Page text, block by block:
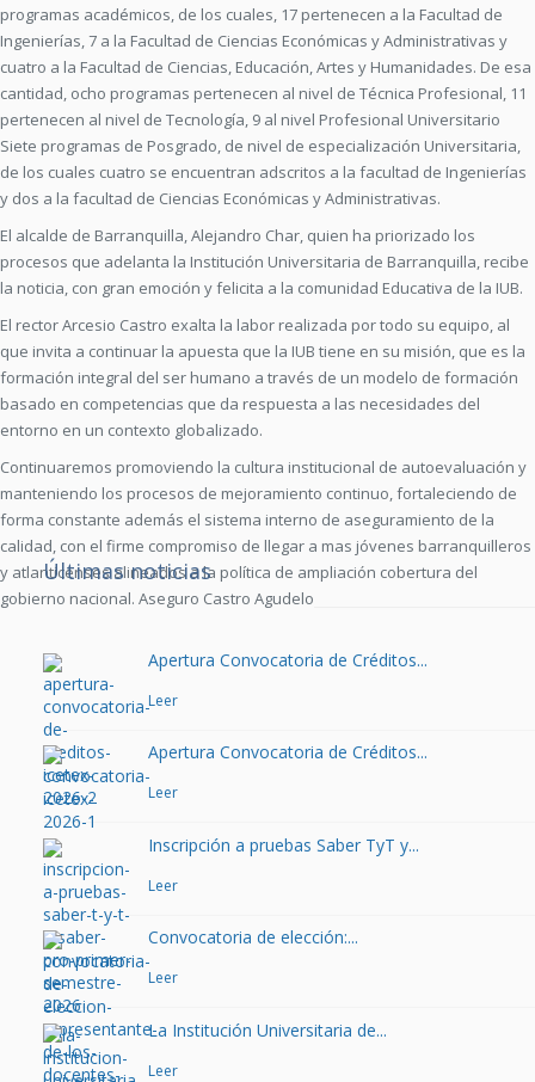
programas académicos, de los cuales, 17 pertenecen a la Facultad de
Ingenierías, 7 a la Facultad de Ciencias Económicas y Administrativas y
cuatro a la Facultad de Ciencias, Educación, Artes y Humanidades. De esa
cantidad, ocho programas pertenecen al nivel de Técnica Profesional, 11
pertenecen al nivel de Tecnología, 9 al nivel Profesional Universitario
Siete programas de Posgrado, de nivel de especialización Universitaria,
de los cuales cuatro se encuentran adscritos a la facultad de Ingenierías
y dos a la facultad de Ciencias Económicas y Administrativas.
El alcalde de Barranquilla, Alejandro Char, quien ha priorizado los
procesos que adelanta la Institución Universitaria de Barranquilla, recibe
la noticia, con gran emoción y felicita a la comunidad Educativa de la IUB.
El rector Arcesio Castro exalta la labor realizada por todo su equipo, al
que invita a continuar la apuesta que la IUB tiene en su misión, que es la
formación integral del ser humano a través de un modelo de formación
basado en competencias que da respuesta a las necesidades del
entorno en un contexto globalizado.
Continuaremos promoviendo la cultura institucional de autoevaluación y
manteniendo los procesos de mejoramiento continuo, fortaleciendo de
forma constante además el sistema interno de aseguramiento de la
calidad, con el firme compromiso de llegar a mas jóvenes barranquilleros
y atlanticenses alineados a la política de ampliación cobertura del
gobierno nacional. Aseguro Castro Agudelo
Últimas noticias
Apertura Convocatoria de Créditos...
Leer
Apertura Convocatoria de Créditos...
Leer
Inscripción a pruebas Saber TyT y...
Leer
Convocatoria de elección:...
Leer
La Institución Universitaria de...
Leer